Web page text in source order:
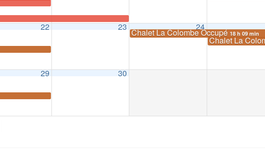
22 23 24
Chalet La Colombe Occupé18 h 09 min
Chalet La
29 30